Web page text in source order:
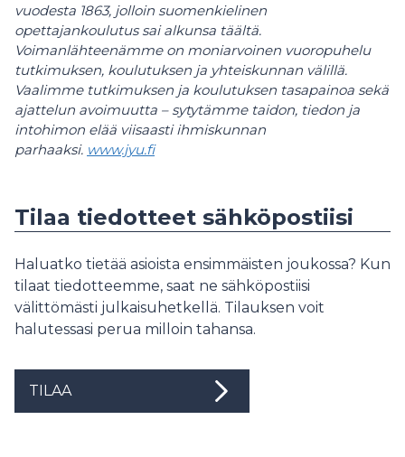
vuodesta 1863, jolloin suomenkielinen
opettajankoulutus sai alkunsa täältä.
Voimanlähteenämme on moniarvoinen vuoropuhelu
tutkimuksen, koulutuksen ja yhteiskunnan välillä.
Vaalimme tutkimuksen ja koulutuksen tasapainoa sekä
ajattelun avoimuutta – sytytämme taidon, tiedon ja
intohimon elää viisaasti ihmiskunnan
parhaaksi. www.jyu.fi
Tilaa tiedotteet sähköpostiisi
Haluatko tietää asioista ensimmäisten joukossa? Kun
tilaat tiedotteemme, saat ne sähköpostiisi
välittömästi julkaisuhetkellä. Tilauksen voit
halutessasi perua milloin tahansa.
TILAA